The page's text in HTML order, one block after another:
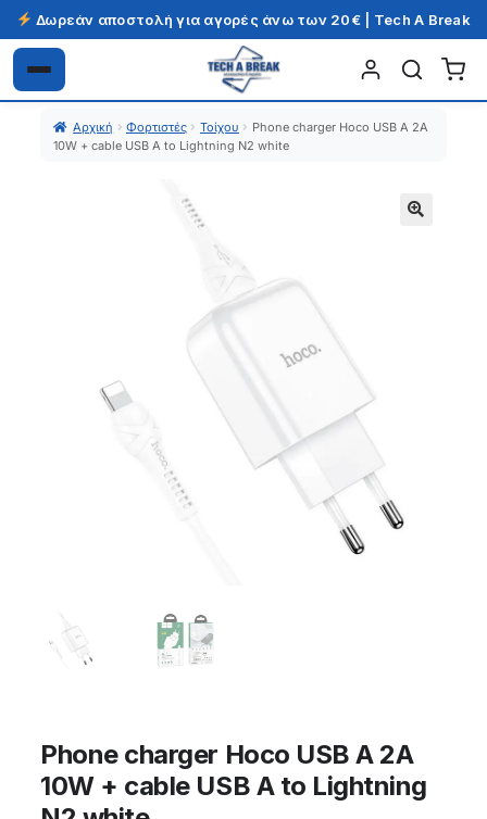
Δωρεάν αποστολή για αγορές άνω των 20€ | Tech A Break
Απευθείας
μετάβαση
Μετάβαση
σε
περιεχόμενο
Αρχική Φορτιστές Τοίχου
Phone charger Hoco USB A 2A
10W + cable USB A to Lightning N2 white
Phone charger Hoco USB A 2A
10W + cable USB A to Lightning